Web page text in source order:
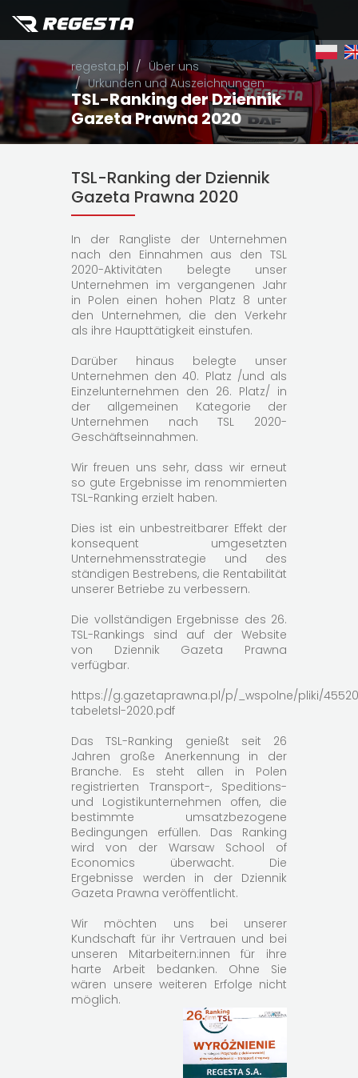
regesta.pl
Über uns
Urkunden und Auszeichnungen
TSL-Ranking der Dziennik
Gazeta Prawna 2020
TSL-Ranking der Dziennik
Gazeta Prawna 2020
In der Rangliste der Unternehmen
nach den Einnahmen aus den TSL
2020-Aktivitäten belegte unser
Unternehmen im vergangenen Jahr
in Polen einen hohen Platz 8 unter
den Unternehmen, die den Verkehr
als ihre Haupttätigkeit einstufen.
Darüber hinaus belegte unser
Unternehmen den 40. Platz /und als
Einzelunternehmen den 26. Platz/ in
der allgemeinen Kategorie der
Unternehmen nach TSL 2020-
Geschäftseinnahmen.
Wir freuen uns sehr, dass wir erneut
so gute Ergebnisse im renommierten
TSL-Ranking erzielt haben.
Dies ist ein unbestreitbarer Effekt der
konsequent umgesetzten
Unternehmensstrategie und des
ständigen Bestrebens, die Rentabilität
unserer Betriebe zu verbessern.
Die vollständigen Ergebnisse des 26.
TSL-Rankings sind auf der Website
von Dziennik Gazeta Prawna
verfügbar.
https://g.gazetaprawna.pl/p/_wspolne/pliki/
tabeletsl-2020.pdf
Das TSL-Ranking genießt seit 26
Jahren große Anerkennung in der
Branche. Es steht allen in Polen
registrierten Transport-, Speditions-
und Logistikunternehmen offen, die
bestimmte umsatzbezogene
Bedingungen erfüllen. Das Ranking
wird von der Warsaw School of
Economics überwacht. Die
Ergebnisse werden in der Dziennik
Gazeta Prawna veröffentlicht.
Wir möchten uns bei unserer
Kundschaft für ihr Vertrauen und bei
unseren Mitarbeitern:innen für ihre
harte Arbeit bedanken. Ohne Sie
wären unsere weiteren Erfolge nicht
möglich.